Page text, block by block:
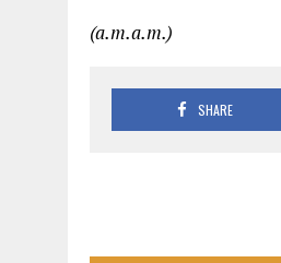
(a.m.a.m.)
SHARE